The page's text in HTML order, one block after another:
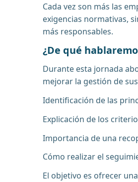
Cada vez son más las
exigencias normativas,
más responsables.
¿De qué
Durante esta jornada
mejorar la gestión de
Identificación de las
Explicación de los
Importancia de una
Cómo realizar el
El objetivo es ofrecer